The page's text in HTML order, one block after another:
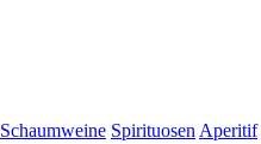
Schaumweine Spirituosen Aperitif